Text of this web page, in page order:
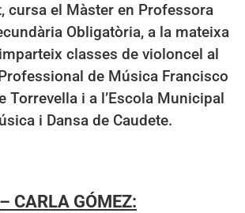
cursa el Màster en Professora
Obligatòria, a la mateixa
classes de violoncel al
de Música Francisco
Torrevella i a l’Escola Municipal
i Dansa de Caudete.
– CARLA GÓMEZ: